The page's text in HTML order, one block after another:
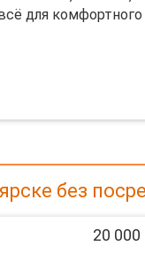
для комфортного
без
20 000